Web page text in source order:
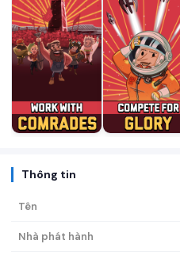
Thông tin
Tên
Nhà phát hành